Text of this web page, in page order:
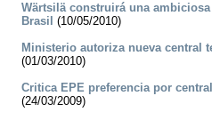
Wärtsilä construirá una
Brasil (10/05/2010)
Ministerio autoriza nueva central
(01/03/2010)
Critica EPE preferencia por
(24/03/2009)